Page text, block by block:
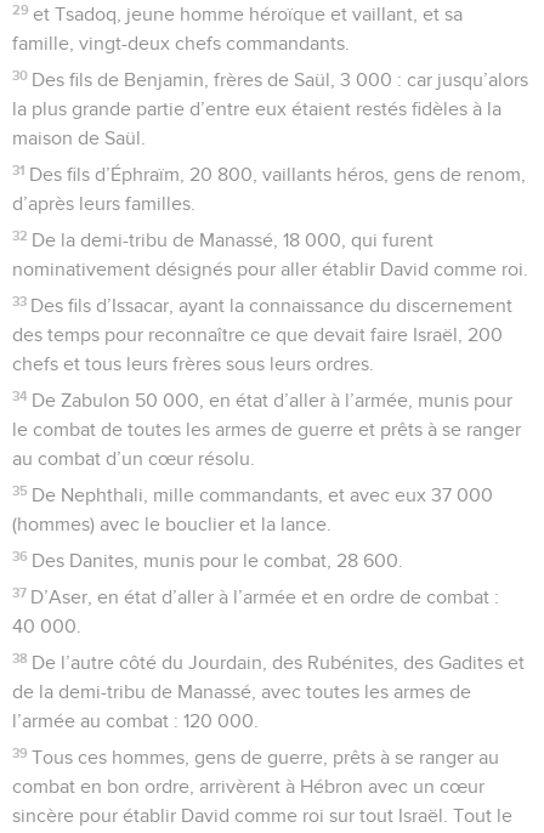
29 et Tsadoq, jeune homme héroïque et vaillant, et sa
famille, vingt-deux chefs commandants.
30 Des fils de Benjamin, frères de Saül, 3 000 : car jusqu’alors
la plus grande partie d’entre eux étaient restés fidèles à la
maison de Saül.
31 Des fils d’Éphraïm, 20 800, vaillants héros, gens de renom,
d’après leurs familles.
32 De la demi-tribu de Manassé, 18 000, qui furent
nominativement désignés pour aller établir David comme roi.
33 Des fils d’Issacar, ayant la connaissance du discernement
des temps pour reconnaître ce que devait faire Israël, 200
chefs et tous leurs frères sous leurs ordres.
34 De Zabulon 50 000, en état d’aller à l’armée, munis pour
le combat de toutes les armes de guerre et prêts à se ranger
au combat d’un cœur résolu.
35 De Nephthali, mille commandants, et avec eux 37 000
(hommes) avec le bouclier et la lance.
36 Des Danites, munis pour le combat, 28 600.
37 D’Aser, en état d’aller à l’armée et en ordre de combat :
40 000.
38 De l’autre côté du Jourdain, des Rubénites, des Gadites et
de la demi-tribu de Manassé, avec toutes les armes de
l’armée au combat : 120 000.
39 Tous ces hommes, gens de guerre, prêts à se ranger au
combat en bon ordre, arrivèrent à Hébron avec un cœur
sincère pour établir David comme roi sur tout Israël. Tout le